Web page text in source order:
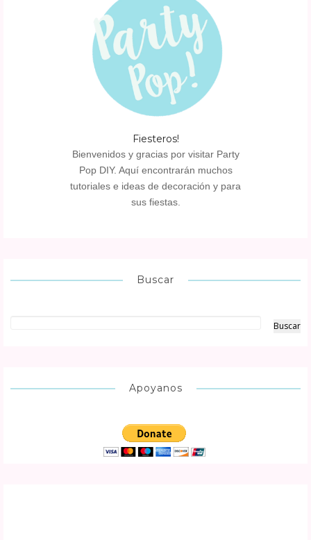
Fiesteros!
Bienvenidos y gracias por visitar Party
Pop DIY. Aquí encontrarán muchos
tutoriales e ideas de decoración y para
sus fiestas.
Buscar
Apoyanos